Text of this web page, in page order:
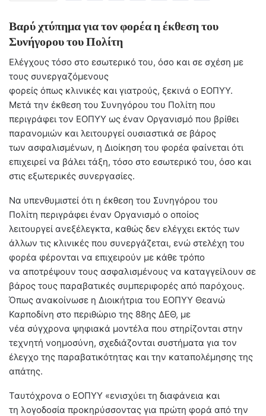
Βαρύ χτύπημα για τον φορέα η έκθεση του
Συνήγορου του Πολίτη
Ελέγχους τόσο στο εσωτερικό του, όσο και σε σχέση με
τους συνεργαζόμενους
φορείς όπως κλινικές και γιατρούς, ξεκινά ο ΕΟΠΥΥ.
Μετά την έκθεση του Συνηγόρου του Πολίτη που
περιγράφει τον ΕΟΠΥΥ ως έναν Οργανισμό που βρίθει
παρανομιών και λειτουργεί ουσιαστικά σε βάρος
των ασφαλισμένων, η Διοίκηση του φορέα φαίνεται ότι
επιχειρεί να βάλει τάξη, τόσο στο εσωτερικό του, όσο και
στις εξωτερικές συνεργασίες.
Να υπενθυμιστεί ότι η έκθεση του Συνηγόρου του
Πολίτη περιγράφει έναν Οργανισμό ο οποίος
λειτουργεί ανεξέλεγκτα, καθώς δεν ελέγχει εκτός των
άλλων τις κλινικές που συνεργάζεται, ενώ στελέχη του
φορέα φέρονται να επιχειρούν με κάθε τρόπο
να αποτρέψουν τους ασφαλισμένους να καταγγείλουν σε
βάρος τους παραβατικές συμπεριφορές από παρόχους.
Όπως ανακοίνωσε η Διοικήτρια του ΕΟΠΥΥ Θεανώ
Καρποδίνη στο περιθώριο της 88ης ΔΕΘ, με
νέα σύγχρονα ψηφιακά μοντέλα που στηρίζονται στην
τεχνητή νοημοσύνη, σχεδιάζονται συστήματα για τον
έλεγχο της παραβατικότητας και την καταπολέμησης της
απάτης.
Ταυτόχρονα ο ΕΟΠΥΥ «ενισχύει τη διαφάνεια και
τη λογοδοσία προκηρύσσοντας για πρώτη φορά από την